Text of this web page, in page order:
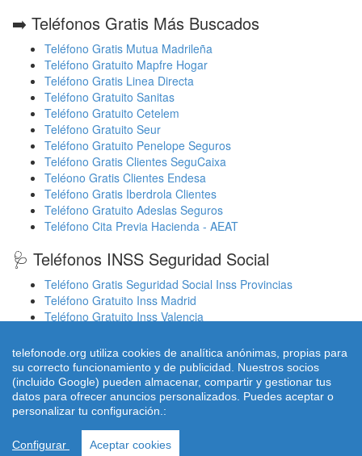
➡️ Teléfonos Gratis Más Buscados
Teléfono Gratis Mutua Madrileña
Teléfono Gratuito Mapfre Hogar
Teléfono Gratis Linea Directa
Teléfono Gratuito Sanitas
Teléfono Gratuito Cetelem
Teléfono Gratuito Seur
Teléfono Gratuito Penelope Seguros
Teléfono Gratis Clientes SeguCaixa
Teléono Gratis Clientes Endesa
Teléfono Gratis Iberdrola Clientes
Teléfono Gratuito Adeslas Seguros
Teléfono Cita Previa Hacienda - AEAT
🩺 Teléfonos INSS Seguridad Social
Teléfono Gratis Seguridad Social Inss Provincias
Teléfono Gratuito Inss Madrid
Teléfono Gratuito Inss Valencia
Cita Previa Médicos Euskadi Osakidetza Osanet
Cita Previa Sas Intersas Andalucia
© 2026 telefonode.org |
Privacidad
Política de Cookies
telefonode.org utiliza cookies de analítica anónimas, propias para
su correcto funcionamiento y de publicidad. Nuestros socios
(incluido Google) pueden almacenar, compartir y gestionar tus
datos para ofrecer anuncios personalizados. Puedes aceptar o
personalizar tu configuración.:
Configurar Aceptar cookies